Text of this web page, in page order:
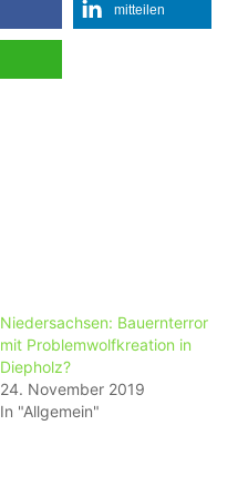
mitteilen
Niedersachsen: Bauernterror
mit Problemwolfkreation in
Diepholz?
24. November 2019
In "Allgemein"